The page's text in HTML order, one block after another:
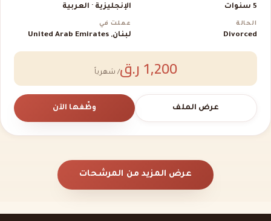
5 سنوات الإنجليزية · العربية
الحالة
Divorced
عملت في
لبنان, United Arab Emirates
1,200 ر.ق / شهرياً
عرض الملف وظّفها الآن
عرض المزيد من المرشحات